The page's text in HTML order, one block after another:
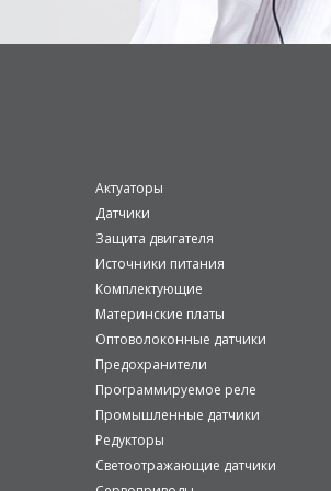
Актуаторы
Датчики
Защита двигателя
Источники питания
Комплектующие
Материнские платы
Оптоволоконные датчики
Предохранители
Программируемое реле
Промышленные датчики
Редукторы
Светоотражающие датчики